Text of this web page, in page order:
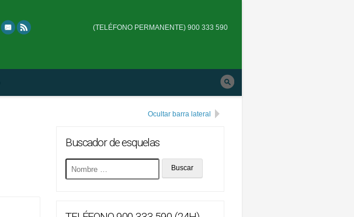
to
top
main
(TELÉFONO PERMANENTE) 900 333 590
Ocultar barra lateral
Buscador de esquelas
Buscar
esquela